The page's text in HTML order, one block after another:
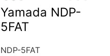
Yamada NDP-
5FAT
NDP-5FAT